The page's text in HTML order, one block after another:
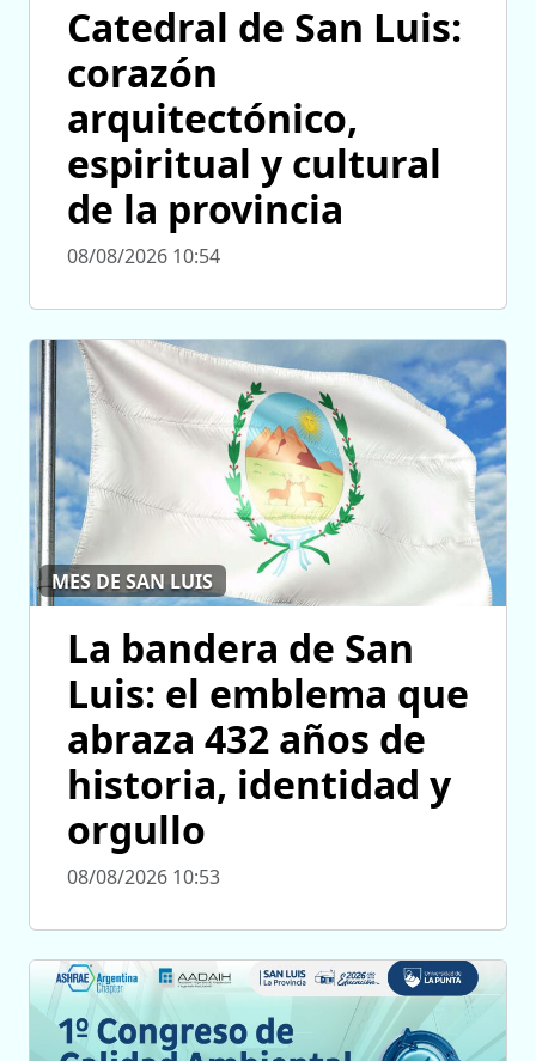
Catedral de San Luis:
corazón
arquitectónico,
espiritual y cultural
de la provincia
08/08/2026 10:54
MES DE SAN LUIS
La bandera de San
Luis: el emblema que
abraza 432 años de
historia, identidad y
orgullo
08/08/2026 10:53